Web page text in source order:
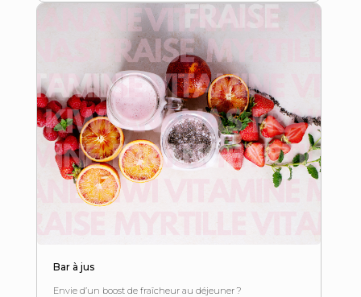
Bar à jus
Envie d’un boost de fraîcheur au déjeuner ?